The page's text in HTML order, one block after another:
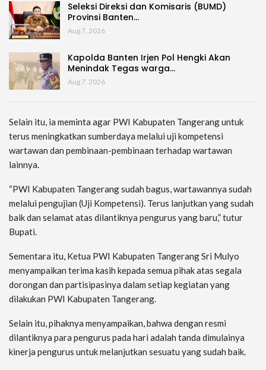
Seleksi Direksi dan Komisaris (BUMD)
Provinsi Banten…
Aug 7, 2026
Kapolda Banten Irjen Pol Hengki Akan
Menindak Tegas warga…
Aug 7, 2026
Selain itu, ia meminta agar PWI Kabupaten Tangerang untuk
terus meningkatkan sumberdaya melalui uji kompetensi
wartawan dan pembinaan-pembinaan terhadap wartawan
lainnya.
“PWI Kabupaten Tangerang sudah bagus, wartawannya sudah
melalui pengujian (Uji Kompetensi). Terus lanjutkan yang sudah
baik dan selamat atas dilantiknya pengurus yang baru,” tutur
Bupati.
Sementara itu, Ketua PWI Kabupaten Tangerang Sri Mulyo
menyampaikan terima kasih kepada semua pihak atas segala
dorongan dan partisipasinya dalam setiap kegiatan yang
dilakukan PWI Kabupaten Tangerang.
Selain itu, pihaknya menyampaikan, bahwa dengan resmi
dilantiknya para pengurus pada hari adalah tanda dimulainya
kinerja pengurus untuk melanjutkan sesuatu yang sudah baik.